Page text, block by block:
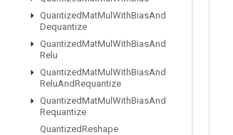
QuantizedMatMul WithBiasAnd
Dequantize
QuantizedMatMul WithBiasAnd
Relu
QuantizedMatMul WithBiasAnd
ReluAndRequantize
QuantizedMatMul WithBiasAnd
Requantize
QuantizedReshape